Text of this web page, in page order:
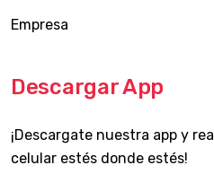
Empresa
Descargar App
¡Descargate nuestra app y
celular estés donde estés!